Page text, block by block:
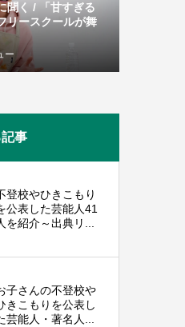
聞く / 「甘すぎる
リースクールが舞
ー
事
登校やひきこもり
公表した芸能人41
を紹介～出典リ...
子さんの不登校や
きこもりを公表し
芸能人・著名人...